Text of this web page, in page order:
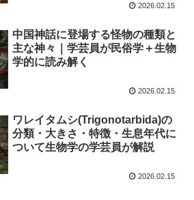
2026.02.15
中国神話に登場する怪物の種類と
主な神々｜学芸員が民俗学＋生物
学的に読み解く
2026.02.15
ワレイタムシ(Trigonotarbida)の
分類・大きさ・特徴・生息年代に
ついて生物学の学芸員が解説
2026.02.15